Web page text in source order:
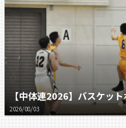
2026/08/03